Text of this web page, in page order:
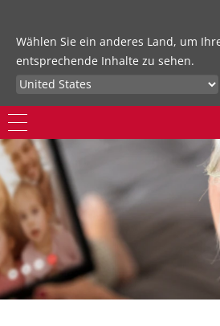
Wählen Sie ein anderes Land, um
entsprechende Inhalte zu sehen.